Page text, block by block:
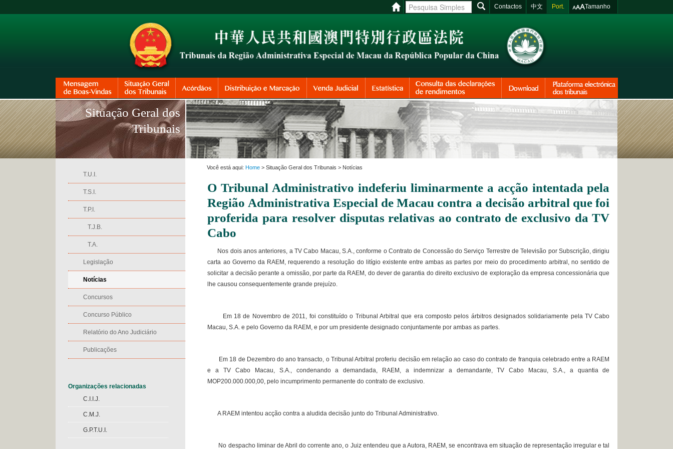
Contactos 中文 Port. Tamanho
Situação Geral dos
Tribunais
Organizações relacionadas
C.I.I.J.
C.M.J.
G.P.T.U.I.
T.U.I.
T.S.I.
T.P.I.
T.J.B.
T.A.
Legislação
Notícias
Concursos
Concurso Público
Relatório do Ano Judiciário
Publicações
Você está aqui:Home > Situação Geral dos Tribunais > Notícias
O Tribunal Administrativo indeferiu liminarmente a acção intentada pela
Região Administrativa Especial de Macau contra a decisão arbitral que foi
proferida para resolver disputas relativas ao contrato de exclusivo da TV
Cabo
Nos dois anos anteriores, a TV Cabo Macau, S.A., conforme o Contrato de Concessão do Serviço Terrestre de Televisão por Subscrição, dirigiu
carta ao Governo da RAEM, requerendo a resolução do litígio existente entre ambas as partes por meio do procedimento arbitral, no sentido de
solicitar a decisão perante a omissão, por parte da RAEM, do dever de garantia do direito exclusivo de exploração da empresa concessionária que
lhe causou consequentemente grande prejuízo.
Em 18 de Novembro de 2011, foi constituído o Tribunal Arbitral que era composto pelos árbitros designados solidariamente pela TV Cabo
Macau, S.A. e pelo Governo da RAEM, e por um presidente designado conjuntamente por ambas as partes.
Em 18 de Dezembro do ano transacto, o Tribunal Arbitral proferiu decisão em relação ao caso do contrato de franquia celebrado entre a RAEM
e a TV Cabo Macau, S.A., condenando a demandada, RAEM, a indemnizar a demandante, TV Cabo Macau, S.A., a quantia de
MOP200.000.000,00, pelo incumprimento permanente do contrato de exclusivo.
A RAEM intentou acção contra a aludida decisão junto do Tribunal Administrativo.
No despacho liminar de Abril do corrente ano, o Juiz entendeu que a Autora, RAEM, se encontrava em situação de representação irregular e tal